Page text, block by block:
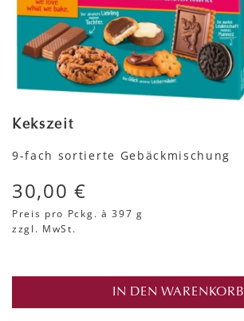
Kekszeit
9-fach sortierte Gebäckmischung
30,00 €
Preis pro Pckg. à 397 g
zzgl. MwSt.
IN DEN WARENKORB